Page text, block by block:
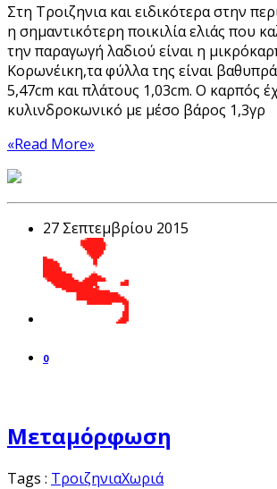
Στη Τροιζηνια και ειδικότερα στην
η σημαντικότερη ποικιλία ελιάς που
την παραγωγή λαδιού είναι η
Κορωνέικη,τα φύλλα της είναι
5,47cm και πλάτους 1,03cm. Ο καρπός
κυλινδροκωνικό με μέσο βάρος 1,3γρ
«Read More»
27 Σεπτεμβρίου 2015
0
Μεταμόρφωση
Tags : ΤροιζηνιαΧωριά